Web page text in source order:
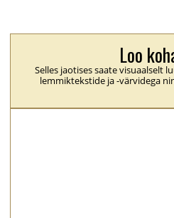
Loo
Selles jaotises saate visuaalselt
lemmiktekstide ja -värvidega